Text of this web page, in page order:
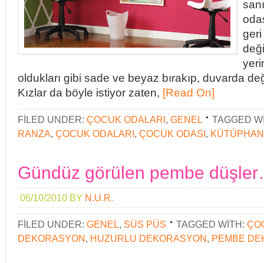
oldukları gibi sade ve beyaz bırakıp, duvarda
Kızlar da böyle istiyor zaten, [Read On]
FILED UNDER: ÇOCUK ODALARI, GENEL
TAGGED
RANZA, ÇOCUK ODALARI, ÇOCUK ODASI,
Gündüz görülen pembe
06/10/2010 BY N.U.R.
FILED UNDER: GENEL, SÜS PÜS TAGGED WITH:
DEKORASYON, HUZURLU DEKORASYON, PEMBE